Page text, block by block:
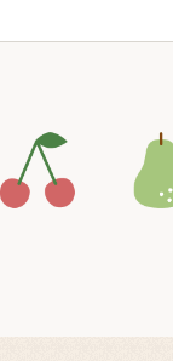
コン5 アイコン6